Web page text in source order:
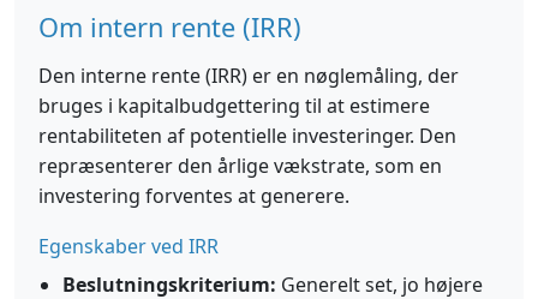
Om intern rente (IRR)
Den interne rente (IRR) er en nøglemåling, der
bruges i kapitalbudgettering til at estimere
rentabiliteten af potentielle investeringer. Den
repræsenterer den årlige vækstrate, som en
investering forventes at generere.
Egenskaber ved IRR
Beslutningskriterium: Generelt set, jo højere